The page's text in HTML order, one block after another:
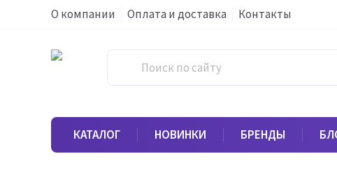
О компании Оплата и доставка Контакты
КАТАЛОГ НОВИНКИ БРЕНДЫ